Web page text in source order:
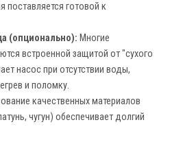
поставляется готовой к
(опционально): Многие
встроенной защитой от "сухого
насос при отсутствии воды,
и поломку.
качественных материалов
чугун) обеспечивает долгий